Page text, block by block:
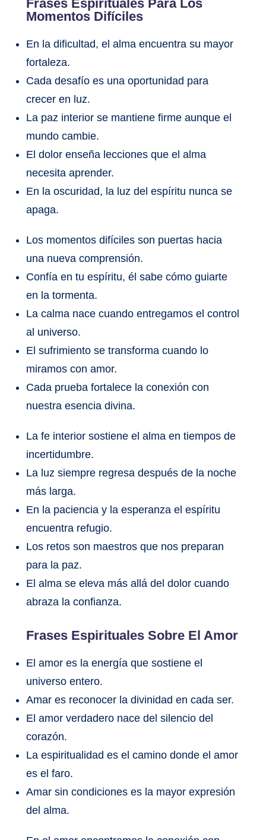
Frases Espirituales Para Los
Momentos Difíciles
En la dificultad, el alma encuentra su mayor
fortaleza.
Cada desafío es una oportunidad para
crecer en luz.
La paz interior se mantiene firme aunque el
mundo cambie.
El dolor enseña lecciones que el alma
necesita aprender.
En la oscuridad, la luz del espíritu nunca se
apaga.
Los momentos difíciles son puertas hacia
una nueva comprensión.
Confía en tu espíritu, él sabe cómo guiarte
en la tormenta.
La calma nace cuando entregamos el control
al universo.
El sufrimiento se transforma cuando lo
miramos con amor.
Cada prueba fortalece la conexión con
nuestra esencia divina.
La fe interior sostiene el alma en tiempos de
incertidumbre.
La luz siempre regresa después de la noche
más larga.
En la paciencia y la esperanza el espíritu
encuentra refugio.
Los retos son maestros que nos preparan
para la paz.
El alma se eleva más allá del dolor cuando
abraza la confianza.
Frases Espirituales Sobre El Amor
El amor es la energía que sostiene el
universo entero.
Amar es reconocer la divinidad en cada ser.
El amor verdadero nace del silencio del
corazón.
La espiritualidad es el camino donde el amor
es el faro.
Amar sin condiciones es la mayor expresión
del alma.